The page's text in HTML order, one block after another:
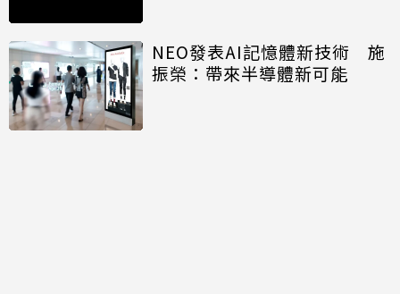
NEO發表AI記憶體新技術 施
振榮：帶來半導體新可能